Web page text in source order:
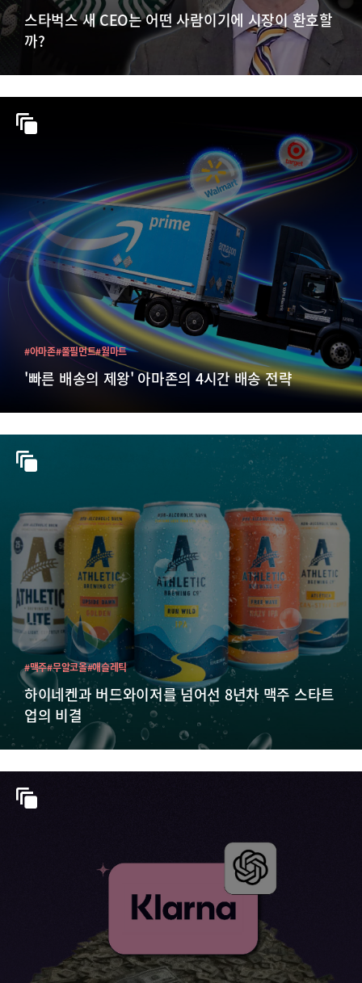
스타벅스 새 CEO는 어떤 사람이기에 시장이 환호할
까?
'빠른 배송의 제왕' 아마존의 4시간 배송 전략
#아마존#풀필먼트#월마트
하이네켄과 버드와이저를 넘어선 8년차 맥주 스타트
업의 비결
#맥주#무알코올#애슬레틱